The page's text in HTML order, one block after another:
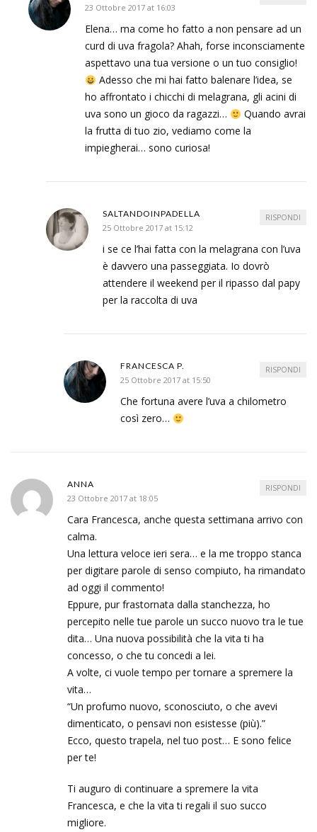
23 Ottobre 2017 at 16:03
Elena… ma come ho fatto a non pensare ad un
curd di uva fragola? Ahah, forse inconsciamente
aspettavo una tua versione o un tuo consiglio!
Adesso che mi hai fatto balenare l’idea, se
ho affrontato i chicchi di melagrana, gli acini di
uva sono un gioco da ragazzi…
Quando avrai
la frutta di tuo zio, vediamo come la
impiegherai… sono curiosa!
SALTANDOINPADELLA
25 Ottobre 2017 at 15:12
i se ce l’hai fatta con la melagrana con l’uva
è davvero una passeggiata. Io dovrò
attendere il weekend per il ripasso dal papy
per la raccolta di uva
RISPONDI
FRANCESCA P.
25 Ottobre 2017 at 15:50
Che fortuna avere l’uva a chilometro
così zero…
RISPONDI
ANNA
23 Ottobre 2017 at 18:05
Cara Francesca, anche questa settimana arrivo con
calma.
Una lettura veloce ieri sera… e la me troppo stanca
per digitare parole di senso compiuto, ha rimandato
ad oggi il commento!
Eppure, pur frastornata dalla stanchezza, ho
percepito nelle tue parole un succo nuovo tra le tue
dita… Una nuova possibilità che la vita ti ha
concesso, o che tu concedi a lei.
A volte, ci vuole tempo per tornare a spremere la
vita…
“Un profumo nuovo, sconosciuto, o che avevi
dimenticato, o pensavi non esistesse (più).”
Ecco, questo trapela, nel tuo post… E sono felice
per te!
Ti auguro di continuare a spremere la vita
Francesca, e che la vita ti regali il suo succo
migliore.
RISPONDI